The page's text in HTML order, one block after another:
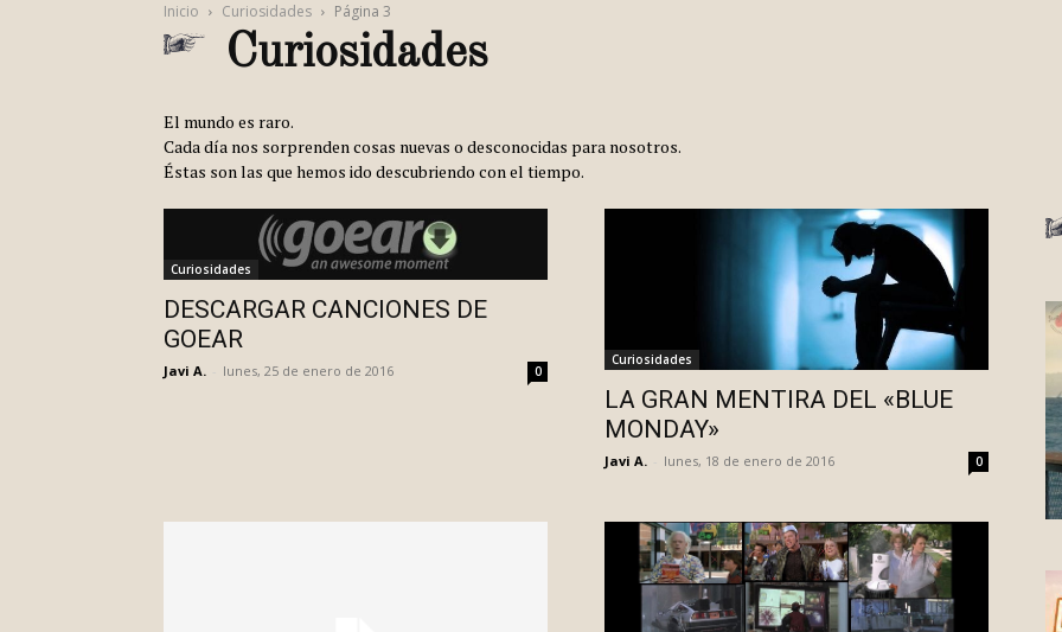
Inicio Curiosidades Página 3
Curiosidades
El mundo es raro.
Cada día nos sorprenden cosas nuevas o desconocidas para nosotros.
Éstas son las que hemos ido descubriendo con el tiempo.
Curiosidades
DESCARGAR CANCIONES DE
GOEAR
Javi A. lunes, 25 de enero de 2016 0
Curiosidades
LA GRAN MENTIRA DEL «BLUE
MONDAY»
Javi A. lunes, 18 de enero de 2016 0